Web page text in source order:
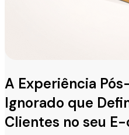
A Experiência
Ignorado que
Clientes no seu